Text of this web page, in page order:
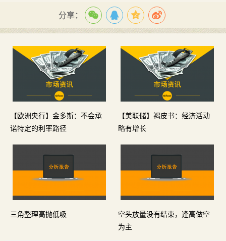
分享：
【欧洲央行】金多斯：不会承
诺特定的利率路径
【美联储】褐皮书：经济活动
略有增长
三角整理高抛低吸
空头放量没有结束，逢高做空
为主